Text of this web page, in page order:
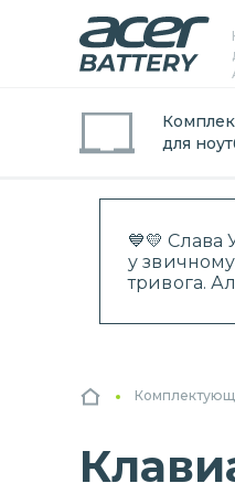
💙💛 Слава
у
тривога.
для